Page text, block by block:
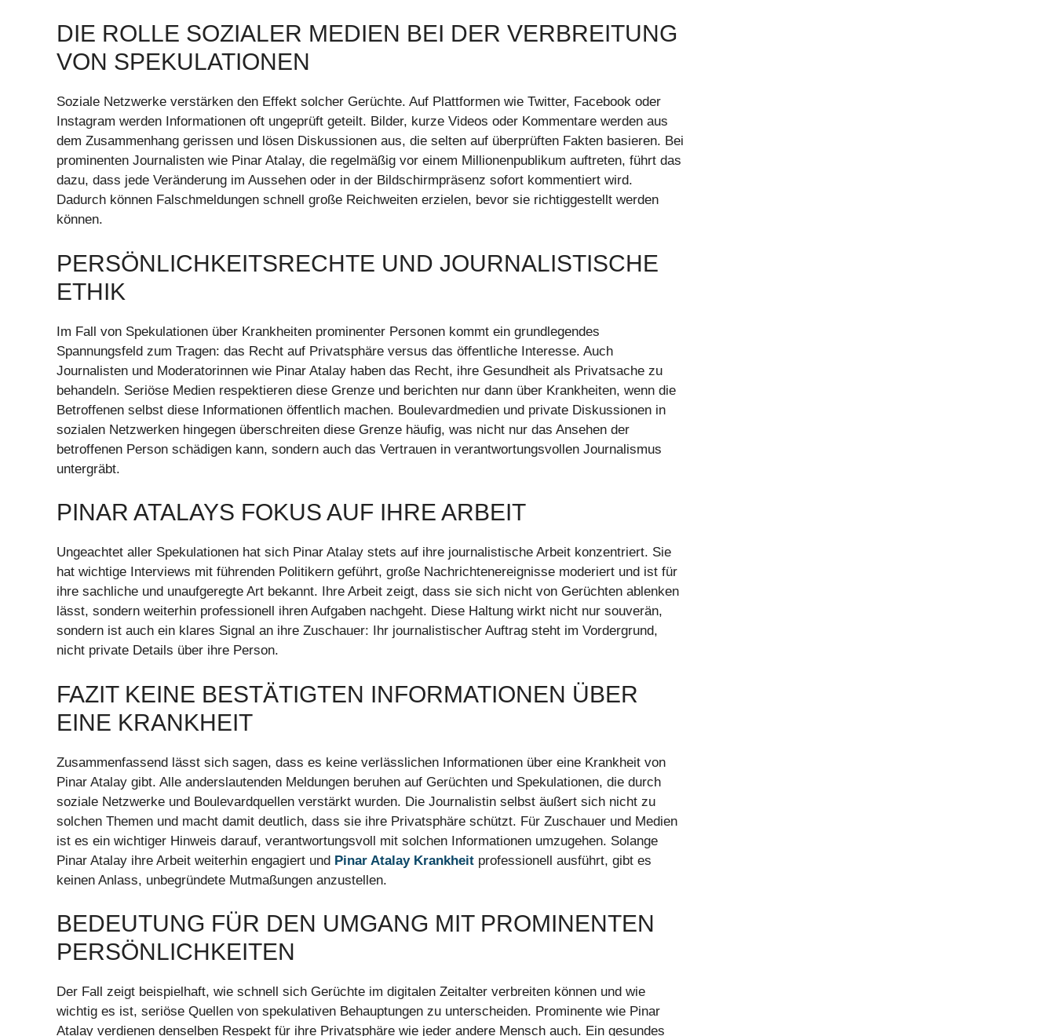
DIE ROLLE SOZIALER MEDIEN BEI DER VERBREITUNG
VON SPEKULATIONEN
Soziale Netzwerke verstärken den Effekt solcher Gerüchte. Auf Plattformen wie Twitter, Facebook oder
Instagram werden Informationen oft ungeprüft geteilt. Bilder, kurze Videos oder Kommentare werden aus
dem Zusammenhang gerissen und lösen Diskussionen aus, die selten auf überprüften Fakten basieren. Bei
prominenten Journalisten wie Pinar Atalay, die regelmäßig vor einem Millionenpublikum auftreten, führt das
dazu, dass jede Veränderung im Aussehen oder in der Bildschirmpräsenz sofort kommentiert wird.
Dadurch können Falschmeldungen schnell große Reichweiten erzielen, bevor sie richtiggestellt werden
können.
PERSÖNLICHKEITSRECHTE UND JOURNALISTISCHE
ETHIK
Im Fall von Spekulationen über Krankheiten prominenter Personen kommt ein grundlegendes
Spannungsfeld zum Tragen: das Recht auf Privatsphäre versus das öffentliche Interesse. Auch
Journalisten und Moderatorinnen wie Pinar Atalay haben das Recht, ihre Gesundheit als Privatsache zu
behandeln. Seriöse Medien respektieren diese Grenze und berichten nur dann über Krankheiten, wenn die
Betroffenen selbst diese Informationen öffentlich machen. Boulevardmedien und private Diskussionen in
sozialen Netzwerken hingegen überschreiten diese Grenze häufig, was nicht nur das Ansehen der
betroffenen Person schädigen kann, sondern auch das Vertrauen in verantwortungsvollen Journalismus
untergräbt.
PINAR ATALAYS FOKUS AUF IHRE ARBEIT
Ungeachtet aller Spekulationen hat sich Pinar Atalay stets auf ihre journalistische Arbeit konzentriert. Sie
hat wichtige Interviews mit führenden Politikern geführt, große Nachrichtenereignisse moderiert und ist für
ihre sachliche und unaufgeregte Art bekannt. Ihre Arbeit zeigt, dass sie sich nicht von Gerüchten ablenken
lässt, sondern weiterhin professionell ihren Aufgaben nachgeht. Diese Haltung wirkt nicht nur souverän,
sondern ist auch ein klares Signal an ihre Zuschauer: Ihr journalistischer Auftrag steht im Vordergrund,
nicht private Details über ihre Person.
FAZIT KEINE BESTÄTIGTEN INFORMATIONEN ÜBER
EINE KRANKHEIT
Zusammenfassend lässt sich sagen, dass es keine verlässlichen Informationen über eine Krankheit von
Pinar Atalay gibt. Alle anderslautenden Meldungen beruhen auf Gerüchten und Spekulationen, die durch
soziale Netzwerke und Boulevardquellen verstärkt wurden. Die Journalistin selbst äußert sich nicht zu
solchen Themen und macht damit deutlich, dass sie ihre Privatsphäre schützt. Für Zuschauer und Medien
ist es ein wichtiger Hinweis darauf, verantwortungsvoll mit solchen Informationen umzugehen. Solange
Pinar Atalay ihre Arbeit weiterhin engagiert und Pinar Atalay Krankheit professionell ausführt, gibt es
keinen Anlass, unbegründete Mutmaßungen anzustellen.
BEDEUTUNG FÜR DEN UMGANG MIT PROMINENTEN
PERSÖNLICHKEITEN
Der Fall zeigt beispielhaft, wie schnell sich Gerüchte im digitalen Zeitalter verbreiten können und wie
wichtig es ist, seriöse Quellen von spekulativen Behauptungen zu unterscheiden. Prominente wie Pinar
Atalay verdienen denselben Respekt für ihre Privatsphäre wie jeder andere Mensch auch. Ein gesundes